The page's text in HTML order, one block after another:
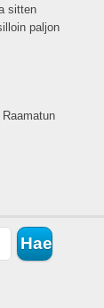
sitten
paljon